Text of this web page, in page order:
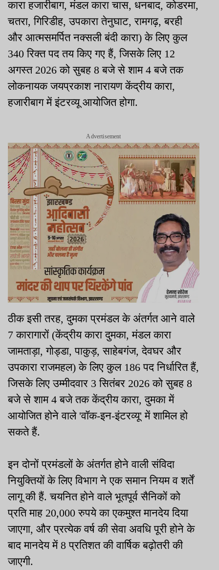
कारा हजारीबाग, मंडल कारा चास, धनबाद, कोडरमा,
चतरा, गिरिडीह, उपकारा तेनुघाट, रामगढ़, बरही
और आत्मसमर्पित नक्सली बंदी कारा) के लिए कुल
340 रिक्त पद तय किए गए हैं, जिसके लिए 12
अगस्त 2026 को सुबह 8 बजे से शाम 4 बजे तक
लोकनायक जयप्रकाश नारायण केंद्रीय कारा,
हजारीबाग में इंटरव्यू आयोजित होगा.
Advertisement
ठीक इसी तरह, दुमका प्रमंडल के अंतर्गत आने वाले
7 कारागारों (केंद्रीय कारा दुमका, मंडल कारा
जामताड़ा, गोड्डा, पाकुड़, साहेबगंज, देवघर और
उपकारा राजमहल) के लिए कुल 186 पद निर्धारित हैं,
जिसके लिए उम्मीदवार 3 सितंबर 2026 को सुबह 8
बजे से शाम 4 बजे तक केंद्रीय कारा, दुमका में
आयोजित होने वाले 'वॉक-इन-इंटरव्यू' में शामिल हो
सकते हैं.
इन दोनों प्रमंडलों के अंतर्गत होने वाली संविदा
नियुक्तियों के लिए विभाग ने एक समान नियम व शर्तें
लागू की हैं. चयनित होने वाले भूतपूर्व सैनिकों को
प्रति माह 20,000 रुपये का एकमुश्त मानदेय दिया
जाएगा, और प्रत्येक वर्ष की सेवा अवधि पूरी होने के
बाद मानदेय में 8 प्रतिशत की वार्षिक बढ़ोतरी की
जाएगी.